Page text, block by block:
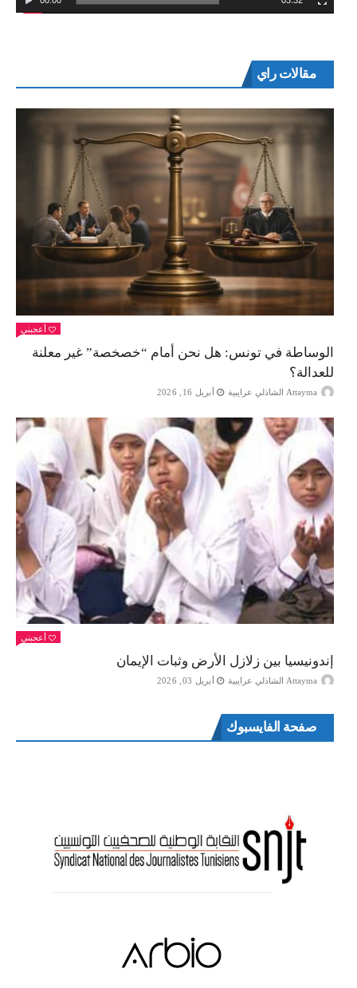
مقالات راي
أعجبني
الوساطة في تونس: هل نحن أمام “خصخصة” غير معلنة
للعدالة؟
Attayma الشاذلي عرايبية أبريل 16, 2026
أعجبني
إندونيسيا بين زلازل الأرض وثبات الإيمان
Attayma الشاذلي عرايبية أبريل 03, 2026
صفحة الفايسبوك